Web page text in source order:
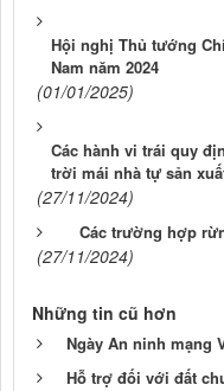
Hội nghị Thủ tướng
Nam năm 2024
(01/01/2025)
Các hành vi trái quy
trời mái nhà tự sản
(27/11/2024)
Các trường hợp
(27/11/2024)
Những tin cũ hơn
Ngày An ninh mạng
Hỗ trợ đối với đất